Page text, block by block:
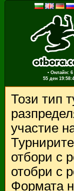
▪ Онлайн: 6
55 ден
Този тип
участие
отбори с
отобри с
Формата